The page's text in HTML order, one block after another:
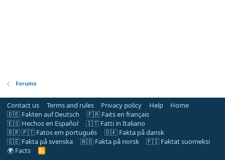
Forums
Contact us Terms and rules Privacy policy Help
Home
🇩🇪 Fakten auf Deutsch
🇫🇷 Faits en français
🇪🇸 Hechos en Español
🇮🇹 Fatti in Italiano
🇧🇷 🇵🇹 Fatos em português
🇩🇰 Fakta på dansk
🇸🇪 Fakta på svenska
🇳🇴 Fakta på norsk
🇫🇮 Faktat suomeksi
🌍 Facts
R